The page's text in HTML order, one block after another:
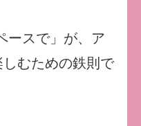
ースで」が、ア
むための鉄則で